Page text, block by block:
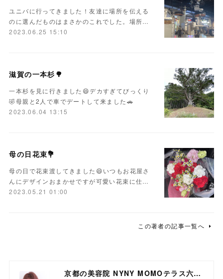
ユニバに行ってきました！友達に場所を伝える
のに選んだものはまさかのこれでした。場所…
2023.06.25 15:10
滋賀の一本杉🌳
一本杉を見に行きました😄デカすぎてびっくり
🤣母親と2人で車でデートして来ました🚗
2023.06.04 13:15
母の日花束💐
母の日で花束渡してきました😄いつもお花屋さ
んにデザインおまかせですが可愛い花束に仕…
2023.05.21 01:00
この著者の記事一覧へ
京都の美容院 NYNY MOMOテラス六地蔵店